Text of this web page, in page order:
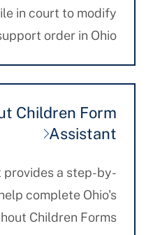
file in court to modify
support order in Ohio.
Children Form
Assistant
provides a step-by-
help complete Ohio's
Children Forms.